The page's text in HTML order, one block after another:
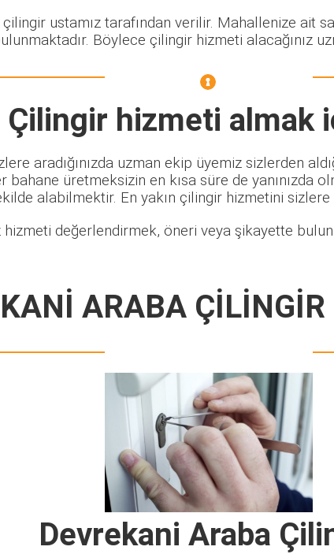
çilingir ustamız tarafından verilir. Mahallenize ait
Böylece çilingir hizmeti alacağınız
Çilingir hizmeti almak
aradığınızda uzman ekip üyemiz sizlerden
üretmeksizin en kısa süre de yanınızda
alabilmektir. En yakın çilingir hizmetini sizlere
hizmeti değerlendirmek, öneri veya şikayette
ARABA
Devrekani Araba